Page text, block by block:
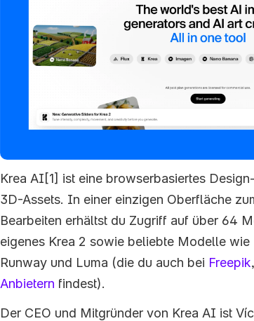
Krea AI[1] ist eine browserbasiertes
3D-Assets. In einer einzigen Oberfläche
Bearbeiten erhältst du Zugriff auf über 64
eigenes Krea 2 sowie beliebte Modelle
Runway und Luma (die du auch bei Freepik,
Anbietern findest).
Der CEO und Mitgründer von Krea AI ist